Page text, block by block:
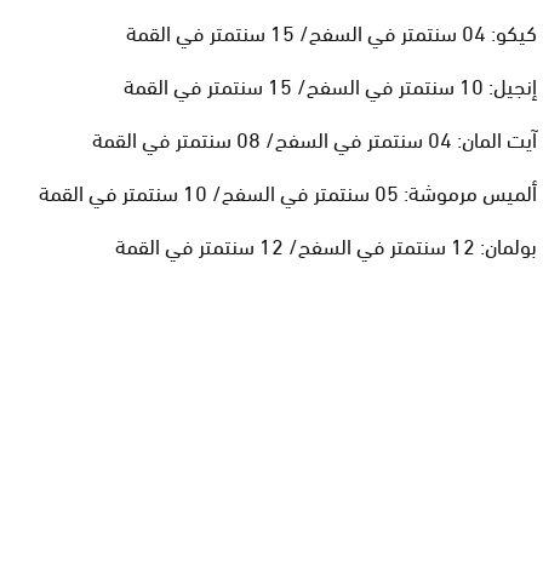
كيكو: 04 سنتمتر في السفح/ 15 سنتمتر في القمة
إنجيل: 10 سنتمتر في السفح/ 15 سنتمتر في القمة
آيت المان: 04 سنتمتر في السفح/ 08 سنتمتر في القمة
ألميس مرموشة: 05 سنتمتر في السفح/ 10 سنتمتر في القمة
بولمان: 12 سنتمتر في السفح/ 12 سنتمتر في القمة